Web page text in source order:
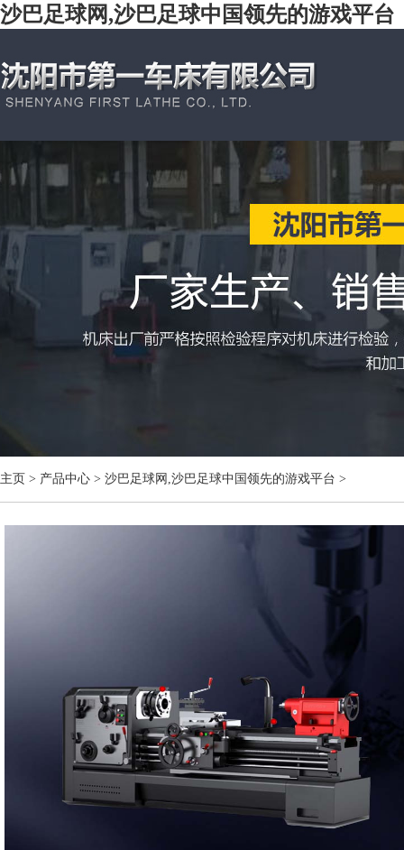
沙巴足球网,沙巴足球中国领先的游戏平台
主页 > 产品中心 > 沙巴足球网,沙巴足球中国领先的游戏平台 >